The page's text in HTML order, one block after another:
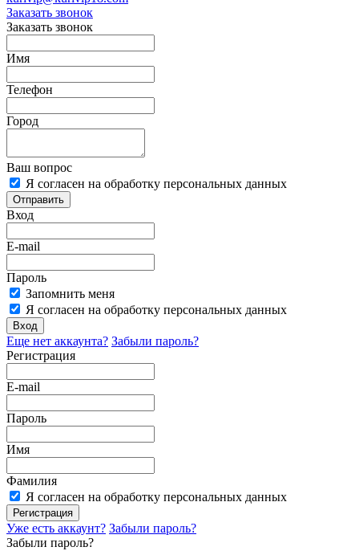
Заказать звонок
Заказать звонок
Имя
Телефон
Город
Ваш вопрос
Я согласен на обработку персональных данных
Отправить
Вход
E-mail
Пароль
Запомнить меня
Я согласен на обработку персональных данных
Вход
Еще нет аккаунта? Забыли пароль?
Регистрация
E-mail
Пароль
Имя
Фамилия
Я согласен на обработку персональных данных
Регистрация
Уже есть аккаунт? Забыли пароль?
Забыли пароль?